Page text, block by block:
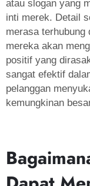
atau slogan yang
inti merek. Detail
merasa terhubung
mereka akan
positif yang
sangat efektif
pelanggan
kemungkinan